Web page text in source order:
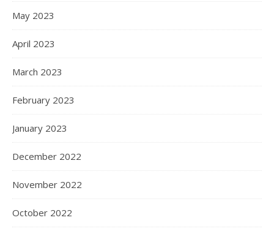
May 2023
April 2023
March 2023
February 2023
January 2023
December 2022
November 2022
October 2022